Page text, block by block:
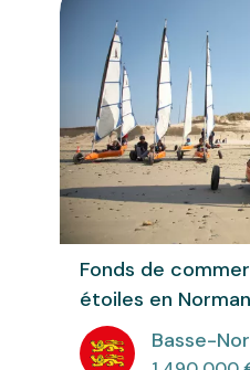
Fonds de
étoiles en
Basse-